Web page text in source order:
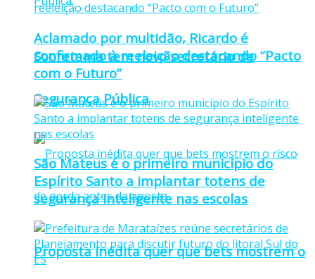
Sooretama tem novo secretário de
Segurança Pública
Proposta inédita quer que bets mostrem o
Aclamado por multidão, Ricardo é
confirmado à reeleição destacando “Pacto
com o Futuro”
São Mateus é o primeiro município do
Espírito Santo a implantar totens de
segurança inteligente nas escolas